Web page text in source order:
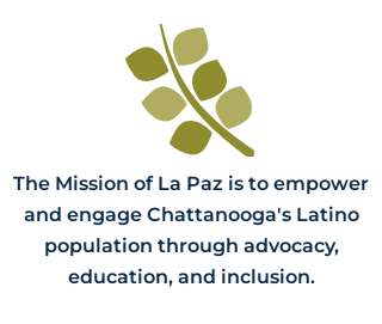
The Mission of La Paz is to empower
and engage Chattanooga's Latino
population through advocacy,
education, and inclusion.